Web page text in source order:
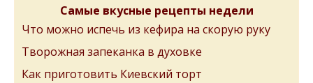
Самые вкусные рецепты недели
Что можно испечь из кефира на скорую руку
Творожная запеканка в духовке
Как приготовить Киевский торт